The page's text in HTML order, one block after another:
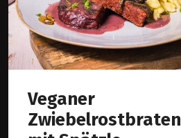
Veganer
Zwiebelrostbraten